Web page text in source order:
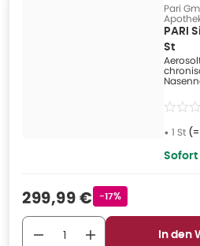
Pari
PARI
St
• 1 St (=
Verkaufspreis
299,99 €Rabattstempel
-17%
In den